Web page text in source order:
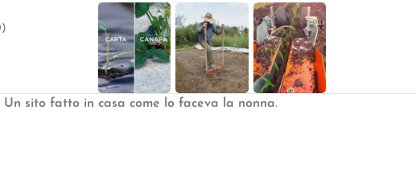
Un sito fatto in casa come lo faceva la nonna.